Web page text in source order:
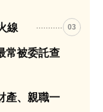
線 03
常被委託查
產、親職一